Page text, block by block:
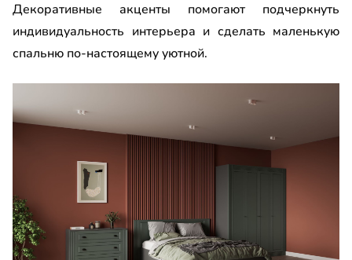
Декоративные акценты помогают подчеркнуть
индивидуальность интерьера и сделать маленькую
спальню по-настоящему уютной.